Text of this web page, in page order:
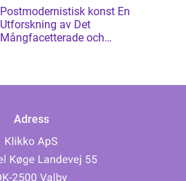
Postmodernistisk konst En
Utforskning av Det
Mångfacetterade och
Adress